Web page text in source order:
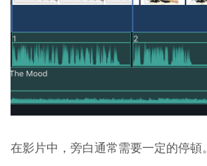
在影片中，旁白通常需要一定的停頓。